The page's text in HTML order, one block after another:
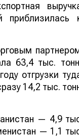
приблизилась
63,4 тыс.
отгрузки
14,2 тыс.
— 4,9
— 1,1